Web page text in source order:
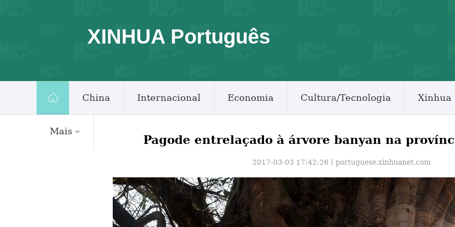
XINHUA Português
China Internacional Economia Cultura/Tecnologia
Mais
Pagode entrelaçado à árvore banyan na
2017-03-03 17:42:26丨 portuguese.xinhuanet.com